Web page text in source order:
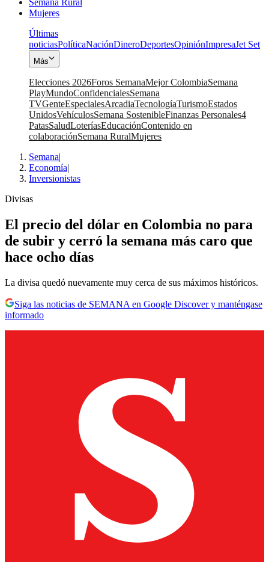
Mujeres
Últimas
noticiasPolíticaNaciónDineroDeportesOpiniónImpresaJet Set
Más
Elecciones 2026Foros SemanaMejor ColombiaSemana
PlayMundoConfidencialesSemana
TVGenteEspecialesArcadiaTecnologíaTurismoEstados
UnidosVehículosSemana SostenibleFinanzas Personales4
PatasSaludLoteríasEducaciónContenido en
colaboraciónSemana RuralMujeres
Semana|
Economía|
Inversionistas
Divisas
El precio del dólar en Colombia no para
de subir y cerró la semana más caro que
hace ocho días
La divisa quedó nuevamente muy cerca de sus máximos históricos.
Siga las noticias de SEMANA en Google Discover y manténgase
informado